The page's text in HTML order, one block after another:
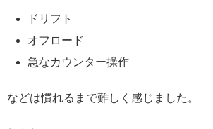
ドリフト
オフロード
急なカウンター操作
などは慣れるまで難しく感じました。